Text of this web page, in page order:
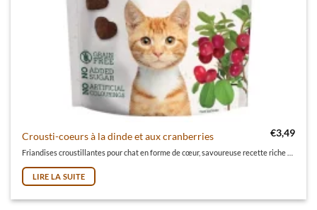
Crousti-coeurs à la dinde et aux cranberries €3,49
LIRE LA SUITE